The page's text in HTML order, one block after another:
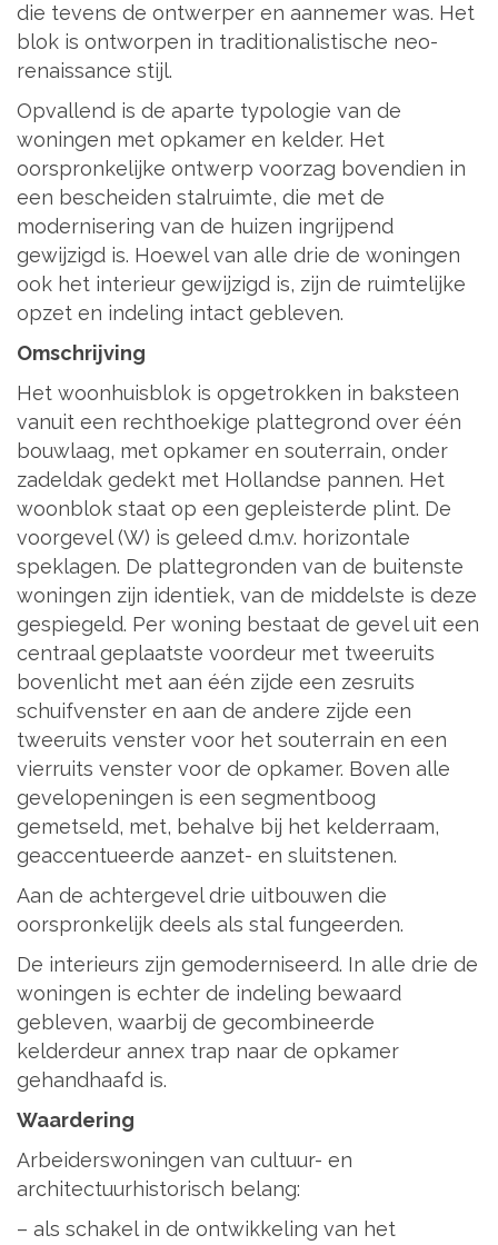
die tevens de ontwerper en aannemer was. Het
blok is ontworpen in traditionalistische neo-
renaissance stijl.
Opvallend is de aparte typologie van de
woningen met opkamer en kelder. Het
oorspronkelijke ontwerp voorzag bovendien in
een bescheiden stalruimte, die met de
modernisering van de huizen ingrijpend
gewijzigd is. Hoewel van alle drie de woningen
ook het interieur gewijzigd is, zijn de ruimtelijke
opzet en indeling intact gebleven.
Omschrijving
Het woonhuisblok is opgetrokken in baksteen
vanuit een rechthoekige plattegrond over één
bouwlaag, met opkamer en souterrain, onder
zadeldak gedekt met Hollandse pannen. Het
woonblok staat op een gepleisterde plint. De
voorgevel (W) is geleed d.m.v. horizontale
speklagen. De plattegronden van de buitenste
woningen zijn identiek, van de middelste is deze
gespiegeld. Per woning bestaat de gevel uit een
centraal geplaatste voordeur met tweeruits
bovenlicht met aan één zijde een zesruits
schuifvenster en aan de andere zijde een
tweeruits venster voor het souterrain en een
vierruits venster voor de opkamer. Boven alle
gevelopeningen is een segmentboog
gemetseld, met, behalve bij het kelderraam,
geaccentueerde aanzet- en sluitstenen.
Aan de achtergevel drie uitbouwen die
oorspronkelijk deels als stal fungeerden.
De interieurs zijn gemoderniseerd. In alle drie de
woningen is echter de indeling bewaard
gebleven, waarbij de gecombineerde
kelderdeur annex trap naar de opkamer
gehandhaafd is.
Waardering
Arbeiderswoningen van cultuur- en
architectuurhistorisch belang:
– als schakel in de ontwikkeling van het